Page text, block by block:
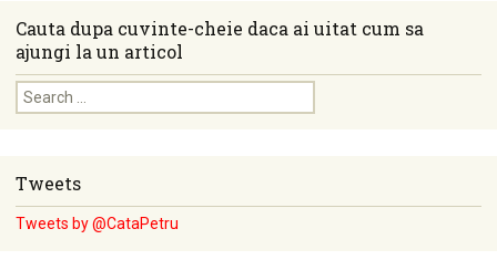
Cauta dupa cuvinte-cheie daca ai uitat cum sa
ajungi la un articol
Search for:
Tweets
Tweets by @CataPetru